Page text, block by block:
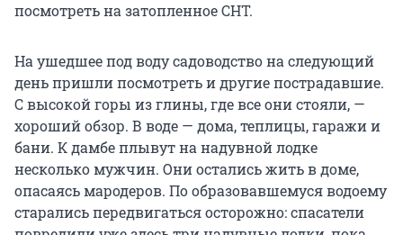
посмотреть на затопленное СНТ.
На ушедшее под воду садоводство на следующий
день пришли посмотреть и другие пострадавшие.
С высокой горы из глины, где все они стояли, —
хороший обзор. В воде — дома, теплицы, гаражи и
бани. К дамбе плывут на надувной лодке
несколько мужчин. Они остались жить в доме,
опасаясь мародеров. По образовавшемуся водоему
старались передвигаться осторожно: спасатели